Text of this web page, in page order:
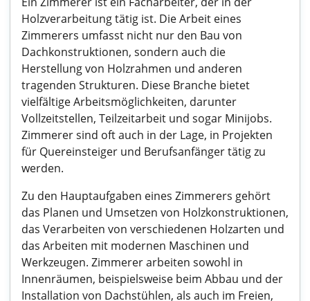
Holzverarbeitung tätig ist. Die Arbeit eines
Zimmerers umfasst nicht nur den Bau von
Dachkonstruktionen, sondern auch die
Herstellung von Holzrahmen und anderen
tragenden Strukturen. Diese Branche bietet
vielfältige Arbeitsmöglichkeiten, darunter
Vollzeitstellen, Teilzeitarbeit und sogar Minijobs.
Zimmerer sind oft auch in der Lage, in Projekten
für Quereinsteiger und Berufsanfänger tätig zu
werden.
Zu den Hauptaufgaben eines Zimmerers gehört
das Planen und Umsetzen von Holzkonstruktionen,
das Verarbeiten von verschiedenen Holzarten und
das Arbeiten mit modernen Maschinen und
Werkzeugen. Zimmerer arbeiten sowohl in
Innenräumen, beispielsweise beim Abbau und der
Installation von Dachstühlen, als auch im Freien,